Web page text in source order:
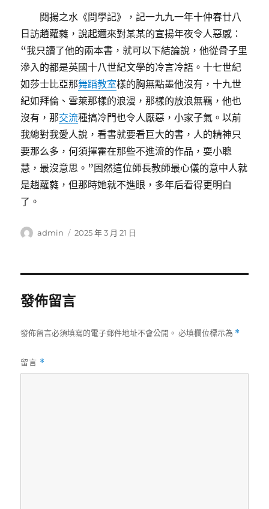
閱揚之水《問學記》，記一九九一年十仲春廿八
日訪趙蘿蕤，說起邇來對某某的宣揚年夜令人惡感：
“我只讀了他的兩本書，就可以下結論說，他從骨子里
滲入的都是英國十八世紀文學的冷言冷語。十七世紀
如莎士比亞那舞蹈教室樣的胸無點墨他沒有，十九世
紀如拜倫、雪萊那樣的浪漫，那樣的放浪無羈，他也
沒有，那交流種搞冷門也令人厭惡，小家子氣。以前
我總對我愛人說，看書就要看巨大的書，人的精神只
要那么多，何須揮霍在那些不進流的作品，耍小聰
慧，最沒意思。”固然這位師長教師最心儀的意中人就
是趙蘿蕤，但那時她就不進眼，多年后看得更明白
了。
作
admin
發
2025 年 3 月 21 日
發佈留言
發佈留言必須填寫的電子郵件地址不會公開。 必填欄位標示為 *
留言 *